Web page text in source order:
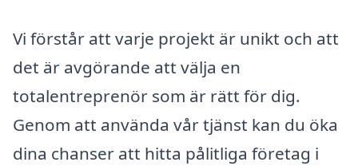
Vi förstår att varje projekt är unikt och att
det är avgörande att välja en
totalentreprenör som är rätt för dig.
Genom att använda vår tjänst kan du öka
dina chanser att hitta pålitliga företag i